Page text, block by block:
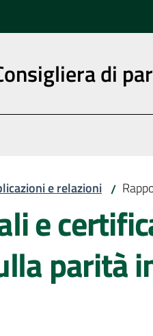
di
e relazioni /
e
parità